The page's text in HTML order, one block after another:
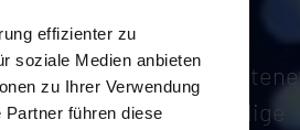
effizienter zu
soziale Medien anbieten
zu Ihrer Verwendung
führen diese
bieten auf komplexe
zugeschnittene
und die notwendige